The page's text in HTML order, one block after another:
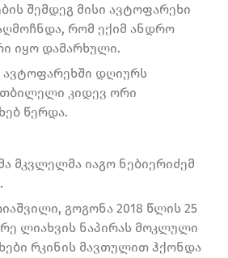
შემდეგ მისი ავტოფარეხი
რომ ექიმ ანდრო
იყო დამარხული.
ავტოფარეხში დღიურს
თბილელი კიდევ ორი
წერდა.
მკვლელმა იაგო ნებიერიძემ
გოგონა 2018 წლის 25
ლიახვის ნაპირას მოკლული
რკინის მავთულით ჰქონდა